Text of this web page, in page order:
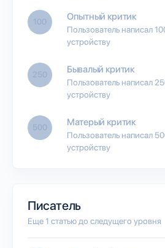
100 Опытный критик
Пользователь написал
устройству
250 Бывалый критик
Пользователь написал
устройству
500 Матерый критик
Пользователь написал
устройству
Писатель
Еще 1 статью до следущего уровня